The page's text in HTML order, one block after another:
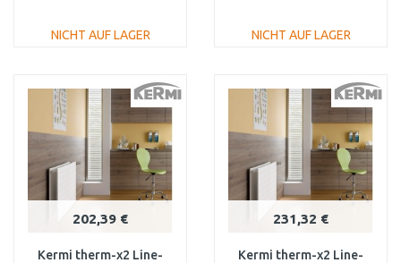
NICHT AUF LAGER
Vergleichen
NICHT AUF LAGER
Vergleichen
202,39 €
Kermi therm-x2 Line-
231,32 €
Kermi therm-x2 Line-